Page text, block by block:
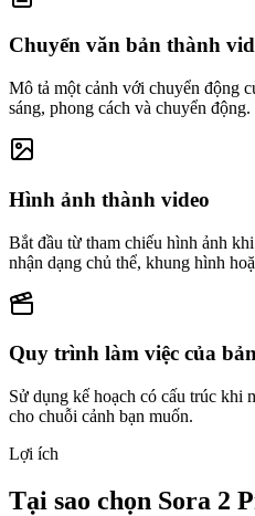
Chuyển văn bản thành
Mô tả một cảnh với chuyển động
sáng, phong cách và chuyển động.
Hình ảnh thành video
Bắt đầu từ tham chiếu hình ảnh
nhận dạng chủ thể, khung hình
Quy trình làm việc của
Sử dụng kế hoạch có cấu trúc khi
cho chuỗi cảnh bạn muốn.
Lợi ích
Tại sao chọn Sora 2